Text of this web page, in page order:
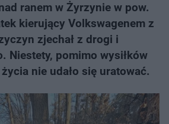
ranem w Żyrzynie w pow.
kierujący Volkswagenem z
zjechał z drogi i
Niestety, pomimo wysiłków
nie udało się uratować.